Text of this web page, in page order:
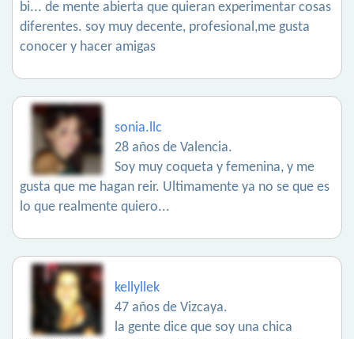
bi... de mente abierta que quieran experimentar cosas
diferentes. soy muy decente, profesional,me gusta
conocer y hacer amigas
sonia.llc
28 años de Valencia.
Soy muy coqueta y femenina, y me
gusta que me hagan reir. Ultimamente ya no se que es
lo que realmente quiero...
kellyllek
47 años de Vizcaya.
la gente dice que soy una chica